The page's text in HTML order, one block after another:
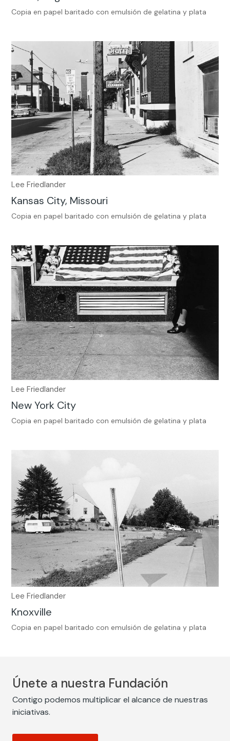
Copia en papel baritado con emulsión de gelatina y plata
Lee Friedlander
Kansas City, Missouri
Copia en papel baritado con emulsión de gelatina y plata
Lee Friedlander
New York City
Copia en papel baritado con emulsión de gelatina y plata
Lee Friedlander
Knoxville
Copia en papel baritado con emulsión de gelatina y plata
Únete a nuestra Fundación
Contigo podemos multiplicar el alcance de nuestras
iniciativas.